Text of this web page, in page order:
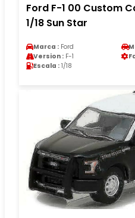
Ford F-1 00 Custom
1/18 Sun Star
Marca : Ford
Version : F-1
Escala : 1/18